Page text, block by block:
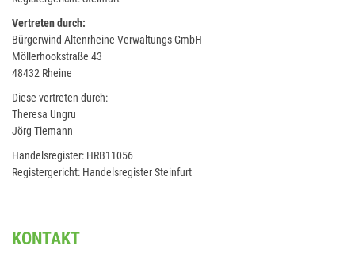
Vertreten durch:
Bürgerwind Altenrheine Verwaltungs GmbH
Möllerhookstraße 43
48432 Rheine
Diese vertreten durch:
Theresa Ungru
Jörg Tiemann
Handelsregister: HRB11056
Registergericht: Handelsregister Steinfurt
KONTAKT